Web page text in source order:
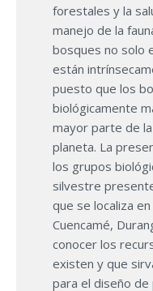
forestales y la
manejo de la
bosques no solo
están
puesto que los
biológicamente
mayor parte de
planeta. La
los grupos
silvestre
que se localiza
Cuencamé,
conocer los
existen y que
para el diseño